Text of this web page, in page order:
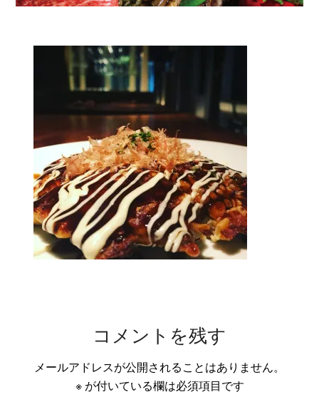
コメントを残す
メールアドレスが公開されることはありません。
※が付いている欄は必須項目です